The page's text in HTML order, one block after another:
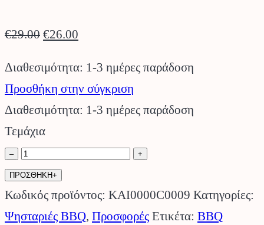
€29.00 Original
was:
€29.00.
€26.00
τιμή
είναι:
€26.00.
Διαθεσιμότητα: 1-3 ημέρες παράδοση
Προσθήκη στην σύγκριση
Διαθεσιμότητα: 1-3 ημέρες παράδοση
Τεμάχια
–
Κάλυμμα
BBQ
για
Intro
+
ΠΡΟΣΘΗΚΗ+
Κωδικός προϊόντος: KAI0000C0009 Κατηγορίες:
Ψησταριές BBQ, Προσφορές Ετικέτα: BBQ